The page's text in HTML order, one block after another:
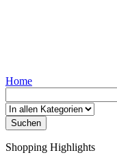
Home
Shopping Highlights